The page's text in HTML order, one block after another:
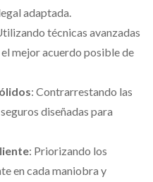
adaptada.
técnicas avanzadas
mejor acuerdo posible de
: Contrarrestando las
diseñadas para
: Priorizando los
en cada maniobra y